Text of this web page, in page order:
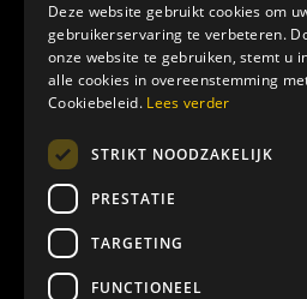
Deze website gebruikt cookies om
gebruikerservaring te verbeteren.
onze website te gebruiken, stemt u
alle cookies in overeenstemming
Cookiebeleid. Lees verder
STRIKT NOODZAKELIJK
PRESTATIE
TARGETING
FUNCTIONEEL